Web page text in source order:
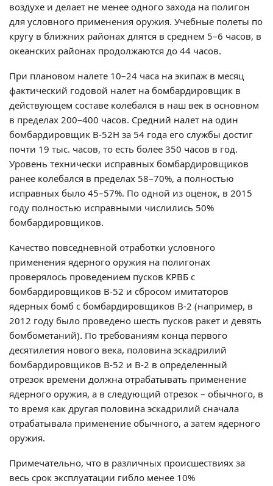
воздухе и делает не менее одного захода на полигон
для условного применения оружия. Учебные полеты по
кругу в ближних районах длятся в среднем 5–6 часов, в
океанских районах продолжаются до 44 часов.
При плановом налете 10–24 часа на экипаж в месяц
фактический годовой налет на бомбардировщик в
действующем составе колебался в наш век в основном
в пределах 200–400 часов. Средний налет на один
бомбардировщик В-52Н за 54 года его службы достиг
почти 19 тыс. часов, то есть более 350 часов в год.
Уровень технически исправных бомбардировщиков
ранее колебался в пределах 58–70%, а полностью
исправных было 45–57%. По одной из оценок, в 2015
году полностью исправными числились 50%
бомбардировщиков.
Качество повседневной отработки условного
применения ядерного оружия на полигонах
проверялось проведением пусков КРВБ с
бомбардировщиков В-52 и сбросом имитаторов
ядерных бомб с бомбардировщиков В-2 (например, в
2012 году было проведено шесть пусков ракет и девять
бомбометаний). По требованиям конца первого
десятилетия нового века, половина эскадрилий
бомбардировщиков В-52 и В-2 в определенный
отрезок времени должна отрабатывать применение
ядерного оружия, а в следующий отрезок – обычного, в
то время как другая половина эскадрилий сначала
отрабатывала применение обычного, а затем ядерного
оружия.
Примечательно, что в различных происшествиях за
весь срок эксплуатации гибло менее 10%